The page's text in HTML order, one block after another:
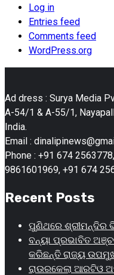
Log in
Entries feed
Comments feed
WordPress.org
Ad dress : Surya Media
A-54/1 & A-55/1,
India.
Email :
Phone : +91 674
9861601969, +91 674
Recent Posts
ପୁଣିଥରେ
ବନ୍ୟା ପ୍ରଭାବିତ
କରିଛନ୍ତି ରାଜ୍ୟ
ରାଉରକେଲା ଆରଟିଓ